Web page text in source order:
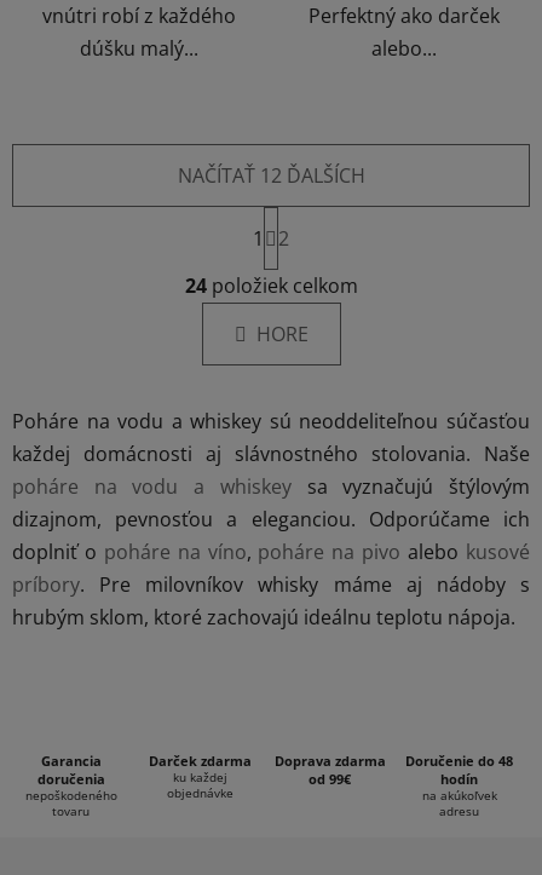
vnútri robí z každého
dúšku malý...
Perfektný ako darček
alebo...
O
v
l
á
d
c
i
e
p
r
v
k
y
v
u
NAČÍTAŤ 12 ĎALŠÍCH
S
t
r
á
n
k
n
i
e
1
2
24položiek celkom
HORE
Poháre na vodu a whiskey sú neoddeliteľnou súčasťou
každej domácnosti aj slávnostného stolovania. Naše
poháre na vodu a whiskeysa vyznačujú štýlovým
dizajnom, pevnosťou a eleganciou. Odporúčame ich
doplniť o poháre na víno, poháre na pivo alebo kusové
príbory. Pre milovníkov whisky máme aj nádoby s
hrubým sklom, ktoré zachovajú ideálnu teplotu nápoja.
Garancia
doručenia
nepoškodeného
tovaru
Darček zdarma
ku každej
objednávke
Doprava zdarma
od 99€
Doručenie do 48
hodín
na akúkoľvek
adresu